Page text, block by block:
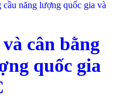
cân bằng
quốc gia